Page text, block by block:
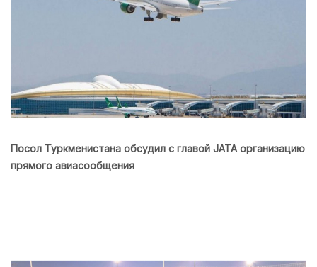
Посол Туркменистана обсудил с главой JATA организацию
прямого авиасообщения